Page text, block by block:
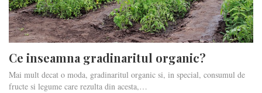
Ce inseamna gradinaritul organic?
Mai mult decat o moda, gradinaritul organic si, in special, consumul de
fructe si legume care rezulta din acesta,…